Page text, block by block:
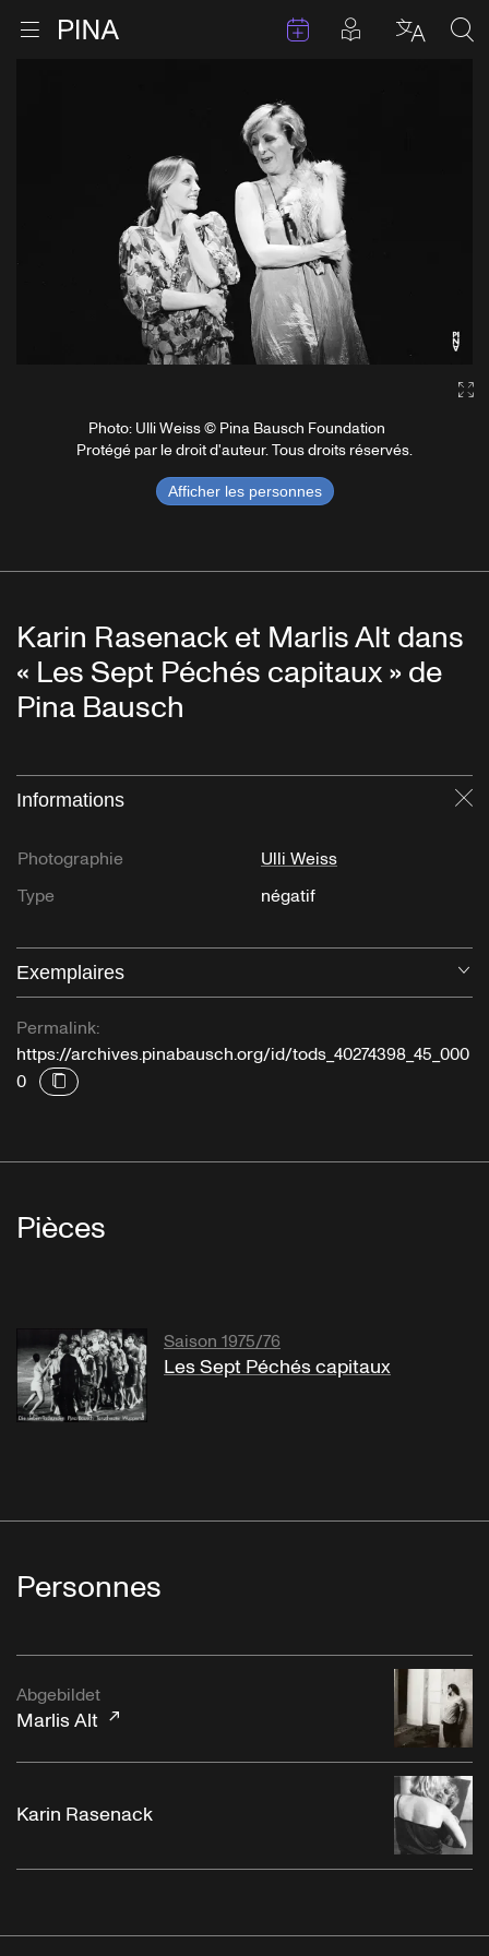
Ouvrir le menu Retour à la page d'accueil Évenements
Articles en
Photo: Ulli Weiss © Pina Bausch Foundation
Protégé par le droit d'auteur. Tous droits réservés.
Afficher les personnes
Karin Rasenack et Marlis Alt dans
« Les Sept Péchés capitaux » de
Pina Bausch
Informations
Photographie
Ulli Weiss
Type
négatif
Exemplaires
Permalink:
https://archives.pinabausch.org/id/tods_40274398_45_000
0
Pièces
Saison 1975/76
Les Sept Péchés capitaux
Personnes
Abgebildet
Marlis Alt
Karin Rasenack